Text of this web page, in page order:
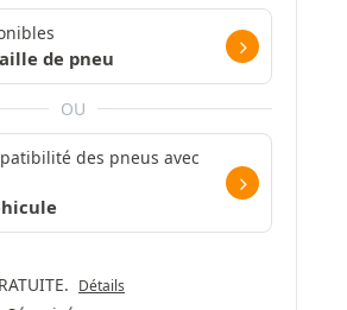
de pneu
OU
des pneus avec
Détails